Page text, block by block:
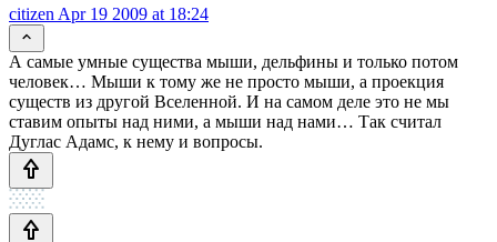
citizen Apr 19 2009 at 18:24
А самые умные существа мыши, дельфины и только потом
человек… Мыши к тому же не просто мыши, а проекция
существ из другой Вселенной. И на самом деле это не мы
ставим опыты над ними, а мыши над нами… Так считал
Дуглас Адамс, к нему и вопросы.